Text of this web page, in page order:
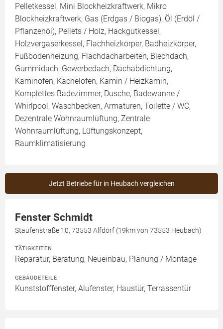
Pelletkessel, Mini Blockheizkraftwerk, Mikro
Blockheizkraftwerk, Gas (Erdgas / Biogas), Öl (Erdöl /
Pflanzenöl), Pellets / Holz, Hackgutkessel,
Holzvergaserkessel, Flachheizkörper, Badheizkörper,
Fußbodenheizung, Flachdacharbeiten, Blechdach,
Gummidach, Gewerbedach, Dachabdichtung,
Kaminofen, Kachelofen, Kamin / Heizkamin,
Komplettes Badezimmer, Dusche, Badewanne /
Whirlpool, Waschbecken, Armaturen, Toilette / WC,
Dezentrale Wohnraumlüftung, Zentrale
Wohnraumlüftung, Lüftungskonzept,
Raumklimatisierung
Jetzt Betriebe für in Heubach vergleichen
Fenster Schmidt
Staufenstraße 10, 73553 Alfdorf (19km von 73553 Heubach)
TÄTIGKEITEN
Reparatur, Beratung, Neueinbau, Planung / Montage
GEBÄUDETEILE
Kunststofffenster, Alufenster, Haustür, Terrassentür